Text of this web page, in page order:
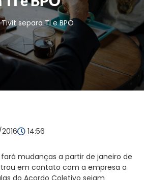
Tivit separa TI e BPO
14:56
mudanças a partir de janeiro de
em contato com a empresa a